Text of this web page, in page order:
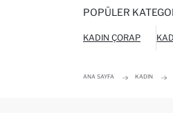
POPÜLER
KADIN ÇORAP
ANA SAYFA KADIN